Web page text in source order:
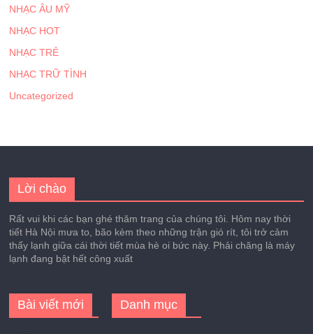
NHẠC ÂU MỸ
NHẠC HOT
NHẠC TRẺ
NHẠC TRỮ TÌNH
Uncategorized
Lời chào
Rất vui khi các bạn ghé thăm trang của chúng tôi. Hôm nay thời
tiết Hà Nội mưa to, bão kèm theo những trận gió rít, tôi trở cảm
thấy lạnh giữa cái thời tiết mùa hè oi bức này. Phải chăng là máy
lạnh đang bật hết công xuất
Bài viết mới Danh mục